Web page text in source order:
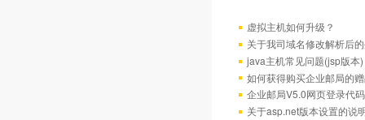
虚拟主机如何升级？
关于我司域名修改解析后
java主机常见问题(jsp版本)
如何获得购买企业邮局的
企业邮局V5.0网页登录代码
关于asp.net版本设置的说